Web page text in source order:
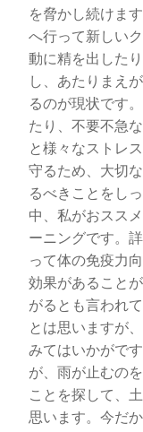
を脅かし続けま
へ行って新しい
動に精を出した
し、あたりまえ
るのが現状です
たり、不要不急
と様々なストレ
守るため、大切
るべきことをし
中、私がおスス
ーニングです。
って体の免疫力
効果があること
がるとも言われ
とは思いますが
みてはいかがで
が、雨が止むの
ことを探して、
思います。今だ